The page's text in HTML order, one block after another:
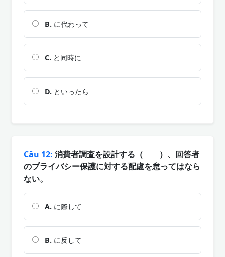
B. に代わって
C. と同時に
D. といったら
Câu 12: 消費者調査を設計する（ ）、回答者
のプライバシー保護に対する配慮を怠ってはなら
ない。
A. に際して
B. に反して